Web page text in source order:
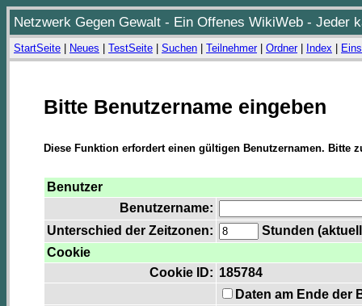
Netzwerk Gegen Gewalt - Ein Offenes WikiWeb - Jeder
StartSeite Neues TestSeite Suchen Teilnehmer| Ordner| Index
Bitte Benutzername eingeben
Diese Funktion erfordert einen gültigen Benutzernamen. Bitte
Benutzer
Benutzername:
Unterschied der Zeitzonen:
Stunden
Cookie
Cookie ID: 185784
Daten am Ende der